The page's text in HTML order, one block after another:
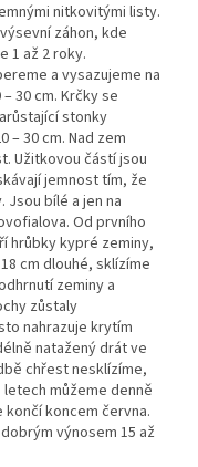
nitkovitými listy.
záhon, kde
1 až 2 roky.
a vysazujeme na
30 cm. Krčky se
stonky
– 30 cm. Nad zem
Užitkovou částí jsou
jemnost tím, že
bílé a jen na
Od prvního
hrůbky kypré zeminy,
cm dlouhé, sklízíme
zeminy a
zůstaly
nahrazuje krytím
natažený drát ve
chřest nesklízíme,
můžeme denně
koncem června.
výnosem 15 až